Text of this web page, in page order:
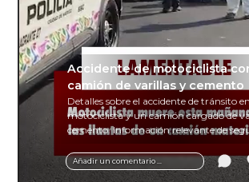
Añadir un comentario ...
Accidente de motociclista
camión de varillas y cemento
Detalles sobre el accidente de tránsito
motociclista y un camión cargado de
cemento. Información relevante de
vial y recomendaciones para